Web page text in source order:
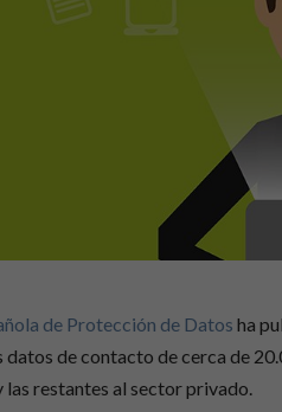
de Protección de Datos ha
datos de contacto de cerca de
restantes al sector privado.